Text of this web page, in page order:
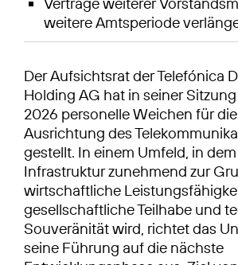
weitere Amtsperiode
Der Aufsichtsrat der Telefónica
Holding AG hat in seiner
2026 personelle Weichen für
Ausrichtung des
gestellt. In einem Umfeld, in
Infrastruktur zunehmend zur
wirtschaftliche
gesellschaftliche Teilhabe und
Souveränität wird, richtet das
seine Führung auf die nächste